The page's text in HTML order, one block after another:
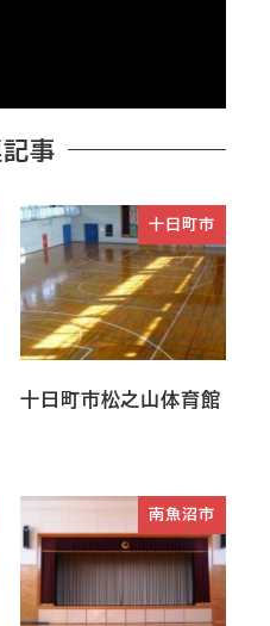
事
十日町市
十日町市松之山体育館
南魚沼市